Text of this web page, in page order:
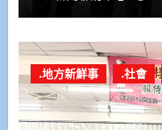
.地方新鮮事 .社會